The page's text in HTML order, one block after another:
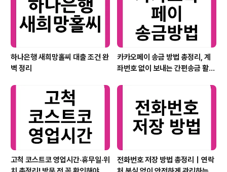
하나은행 새희망홀씨 대출 조건 완
벽 정리
카카오페이 송금 방법 총정리, 계
좌번호 없이 보내는 간편송금 활용
고척 코스트코 영업시간·휴무일·위
전화번호 저장 방법 총정리｜연락